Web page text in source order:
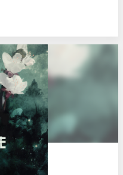
liront une histoire d’amour